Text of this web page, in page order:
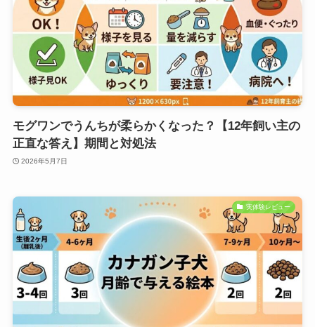
モグワンでうんちが柔らかくなった？【12年飼い主の
正直な答え】期間と対処法
2026年5月7日
実体験レビュー